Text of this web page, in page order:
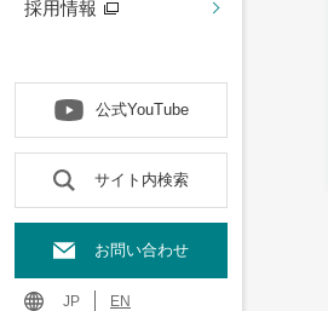
採用情報
JP EN
公式YouTube
サイト内検索
お問い合わせ